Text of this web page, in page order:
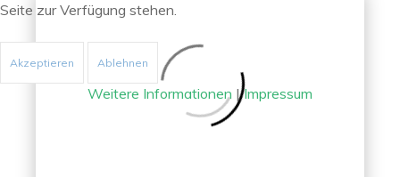
Back
to
Seite zur Verfügung stehen.
Akzeptieren Ablehnen
Weitere Informationen |Impressum